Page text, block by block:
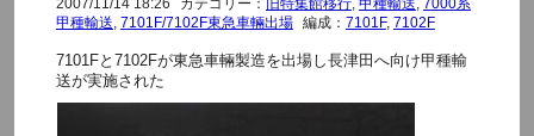
2007/11/14 18:26 カテゴリー： 旧特集館移行, 甲種輸送 7000系
甲種輸送 7101F/7102F東急車輛出場 編成： 7101F, 7102F
7101Fと7102Fが東急車輛製造を出場し長津田へ向け甲種輸
送が実施された